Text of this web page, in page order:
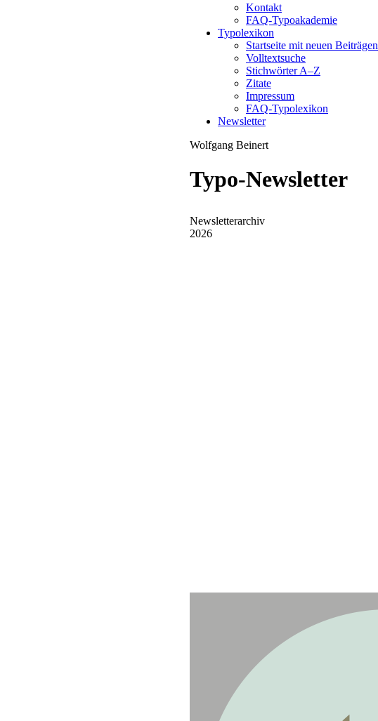
Kontakt
FAQ-Typoakademie
Typolexikon
Startseite mit neuen Beiträgen
Volltextsuche
Stichwörter A–Z
Zitate
Impressum
FAQ-Typolexikon
Newsletter
Wolfgang Beinert
Typo-Newsletter
Newsletterarchiv
2026